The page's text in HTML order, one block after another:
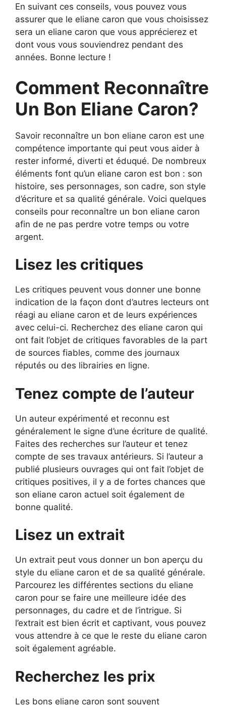
En suivant ces conseils, vous pouvez vous
assurer que le eliane caron que vous choisissez
sera un eliane caron que vous apprécierez et
dont vous vous souviendrez pendant des
années. Bonne lecture !
Comment Reconnaître
Un Bon Eliane Caron?
Savoir reconnaître un bon eliane caron est une
compétence importante qui peut vous aider à
rester informé, diverti et éduqué. De nombreux
éléments font qu’un eliane caron est bon : son
histoire, ses personnages, son cadre, son style
d’écriture et sa qualité générale. Voici quelques
conseils pour reconnaître un bon eliane caron
afin de ne pas perdre votre temps ou votre
argent.
Lisez les critiques
Les critiques peuvent vous donner une bonne
indication de la façon dont d’autres lecteurs ont
réagi au eliane caron et de leurs expériences
avec celui-ci. Recherchez des eliane caron qui
ont fait l’objet de critiques favorables de la part
de sources fiables, comme des journaux
réputés ou des librairies en ligne.
Tenez compte de l’auteur
Un auteur expérimenté et reconnu est
généralement le signe d’une écriture de qualité.
Faites des recherches sur l’auteur et tenez
compte de ses travaux antérieurs. Si l’auteur a
publié plusieurs ouvrages qui ont fait l’objet de
critiques positives, il y a de fortes chances que
son eliane caron actuel soit également de
bonne qualité.
Lisez un extrait
Un extrait peut vous donner un bon aperçu du
style du eliane caron et de sa qualité générale.
Parcourez les différentes sections du eliane
caron pour se faire une meilleure idée des
personnages, du cadre et de l’intrigue. Si
l’extrait est bien écrit et captivant, vous pouvez
vous attendre à ce que le reste du eliane caron
soit également agréable.
Recherchez les prix
Les bons eliane caron sont souvent